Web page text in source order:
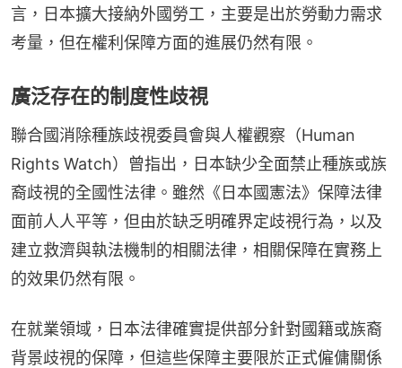
言，日本擴大接納外國勞工，主要是出於勞動力需求
考量，但在權利保障方面的進展仍然有限。
廣泛存在的制度性歧視
聯合國消除種族歧視委員會與人權觀察（Human
Rights Watch）曾指出，日本缺少全面禁止種族或族
裔歧視的全國性法律。雖然《日本國憲法》保障法律
面前人人平等，但由於缺乏明確界定歧視行為，以及
建立救濟與執法機制的相關法律，相關保障在實務上
的效果仍然有限。
在就業領域，日本法律確實提供部分針對國籍或族裔
背景歧視的保障，但這些保障主要限於正式僱傭關係